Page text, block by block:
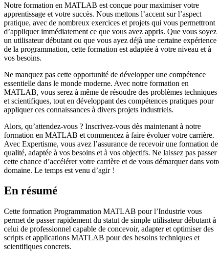
Notre formation en MATLAB est conçue pour maximiser votre
apprentissage et votre succès. Nous mettons l’accent sur l’aspect
pratique, avec de nombreux exercices et projets qui vous permettront
d’appliquer immédiatement ce que vous avez appris. Que vous soyez
un utilisateur débutant ou que vous ayez déjà une certaine expérience
de la programmation, cette formation est adaptée à votre niveau et à
vos besoins.
Ne manquez pas cette opportunité de développer une compétence
essentielle dans le monde moderne. Avec notre formation en
MATLAB, vous serez à même de résoudre des problèmes techniques
et scientifiques, tout en développant des compétences pratiques pour
appliquer ces connaissances à divers projets industriels.
Alors, qu’attendez-vous ? Inscrivez-vous dès maintenant à notre
formation en MATLAB et commencez à faire évoluer votre carrière.
Avec Expertisme, vous avez l’assurance de recevoir une formation de
qualité, adaptée à vos besoins et à vos objectifs. Ne laissez pas passer
cette chance d’accélérer votre carrière et de vous démarquer dans
domaine. Le temps est venu d’agir !
En résumé
Cette formation Programmation MATLAB pour l’Industrie vous
permet de passer rapidement du statut de simple utilisateur débutant à
celui de professionnel capable de concevoir, adapter et optimiser des
scripts et applications MATLAB pour des besoins techniques et
scientifiques concrets.